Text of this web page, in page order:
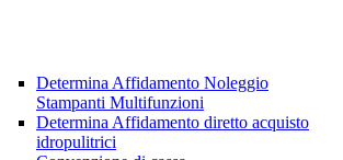
Determina Affidamento Noleggio
Stampanti Multifunzioni
Determina Affidamento diretto acquisto
idropulitrici